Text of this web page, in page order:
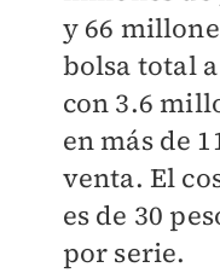
y 66
bolsa total
con 3.6
en más de
venta. El
es de 30
por serie.